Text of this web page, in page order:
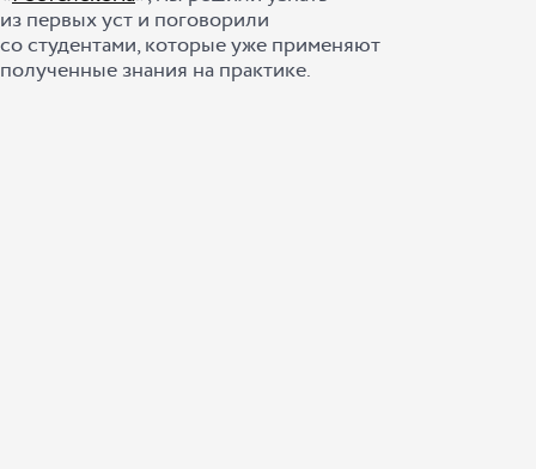
из первых уст и поговорили
со студентами, которые уже применяют
полученные знания на практике.